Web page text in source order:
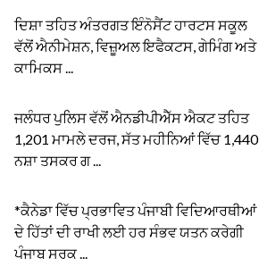
ਦਿਸ਼ਾ ਤਹਿਤ ਅੰਤਰਗਤ ਇੰਨੋਸੈਂਟ ਹਾਰਟਸ ਸਕੂਲ
ਵੱਲੋਂ ਐਨੀਮੇਸ਼ਨ, ਵਿਜ਼ੂਅਲ ਇਫੈਕਟਸ, ਗੇਮਿੰਗ ਅਤੇ
ਕਾਮਿਕਸ ...
ਜਲੰਧਰ ਪੁਲਿਸ ਵੱਲੋਂ ਐਨਡੀਪੀਐੱਸ ਐਕਟ ਤਹਿਤ
1,201 ਮਾਮਲੇ ਦਰਜ, ਸੱਤ ਮਹੀਨਿਆਂ ਵਿੱਚ 1,440
ਨਸ਼ਾ ਤਸਕਰ ਗ ...
*ਕੈਨੇਡਾ ਵਿੱਚ ਪ੍ਰਭਾਵਿਤ ਪੰਜਾਬੀ ਵਿਦਿਆਰਥੀਆਂ
ਦੇ ਹਿੱਤਾਂ ਦੀ ਰਾਖੀ ਲਈ ਹਰ ਸੰਭਵ ਯਤਨ ਕਰੇਗੀ
ਪੰਜਾਬ ਸਰਕ ...